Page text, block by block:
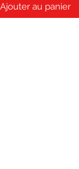
Ajouter au panier